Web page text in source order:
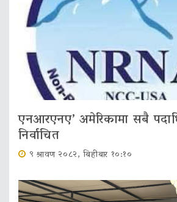
एनआरएनए’ अमेरिकामा सबै
निर्वाचित
९ श्रावण २०८२, बिहीबार १०:१०